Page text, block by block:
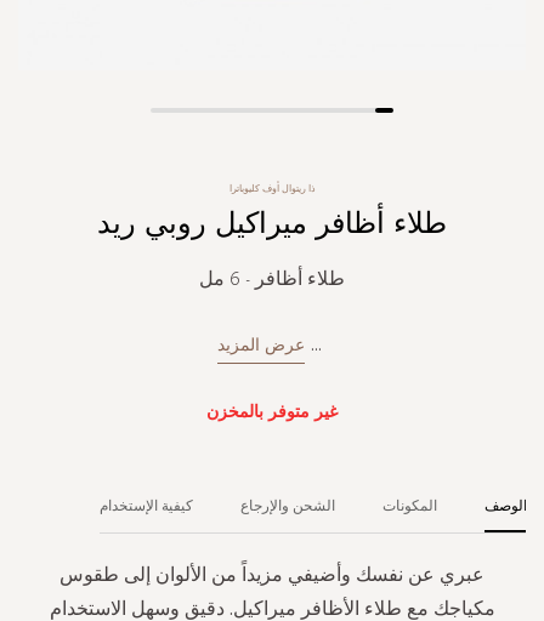
ذا ريتوال أوف كليوباترا
طلاء أظافر ميراكيل روبي ريد
طلاء أظافر - 6 مل
... عرض المزيد
غير متوفر بالمخزن
الوصف
عبري عن نفسك وأضيفي مزيداً من الألوان إلى طقوس
مكياجك مع طلاء الأظافر ميراكيل. دقيق وسهل الاستخدام
المكونات الشحن والإرجاع كيفية الإستخدام